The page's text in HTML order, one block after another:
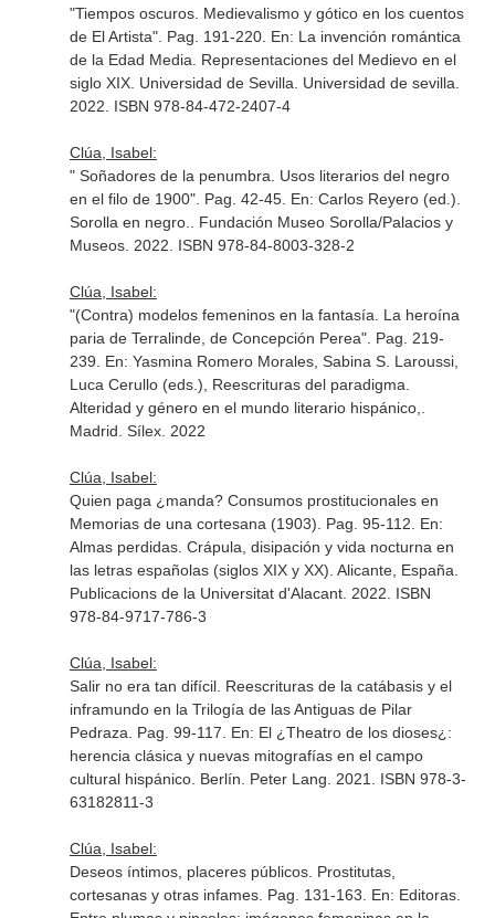
"Tiempos oscuros. Medievalismo y gótico en los cuentos
de El Artista". Pag. 191-220. En: La invención romántica
de la Edad Media. Representaciones del Medievo en el
siglo XIX. Universidad de Sevilla. Universidad de sevilla.
2022. ISBN 978-84-472-2407-4
Clúa, Isabel:
" Soñadores de la penumbra. Usos literarios del negro
en el filo de 1900". Pag. 42-45. En: Carlos Reyero (ed.).
Sorolla en negro.
. Fundación Museo Sorolla/Palacios y
Museos. 2022. ISBN 978-84-8003-328-2
Clúa, Isabel:
"(Contra) modelos femeninos en la fantasía. La heroína
paria de Terralinde, de Concepción Perea". Pag. 219-
239. En: Yasmina Romero Morales, Sabina S. Laroussi,
Luca Cerullo (eds.), Reescrituras del paradigma.
Alteridad y género en el mundo literario hispánico,
Madrid. Sílex. 2022
Clúa, Isabel:
Quien paga ¿manda? Consumos prostitucionales en
Memorias de una cortesana (1903). Pag. 95-112. En:
Almas perdidas. Crápula, disipación y vida nocturna en
las letras españolas (siglos XIX y XX) . Alicante, España.
Publicacions de la Universitat d'Alacant. 2022. ISBN
978-84-9717-786-3
Clúa, Isabel:
Salir no era tan difícil. Reescrituras de la catábasis y el
inframundo en la Trilogía de las Antiguas de Pilar
Pedraza. Pag. 99-117. En: El ¿Theatro de los dioses¿:
herencia clásica y nuevas mitografías en el campo
cultural hispánico. Berlín. Peter Lang. 2021. ISBN 978-3-
63182811-3
Clúa, Isabel:
Deseos íntimos, placeres públicos. Prostitutas,
cortesanas y otras infames. Pag. 131-163. En: Editoras.